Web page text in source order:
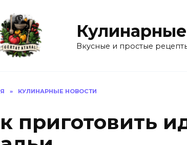
Вкусные и простые
» КУЛИНАРНЫЕ НОВОСТИ
приготовить